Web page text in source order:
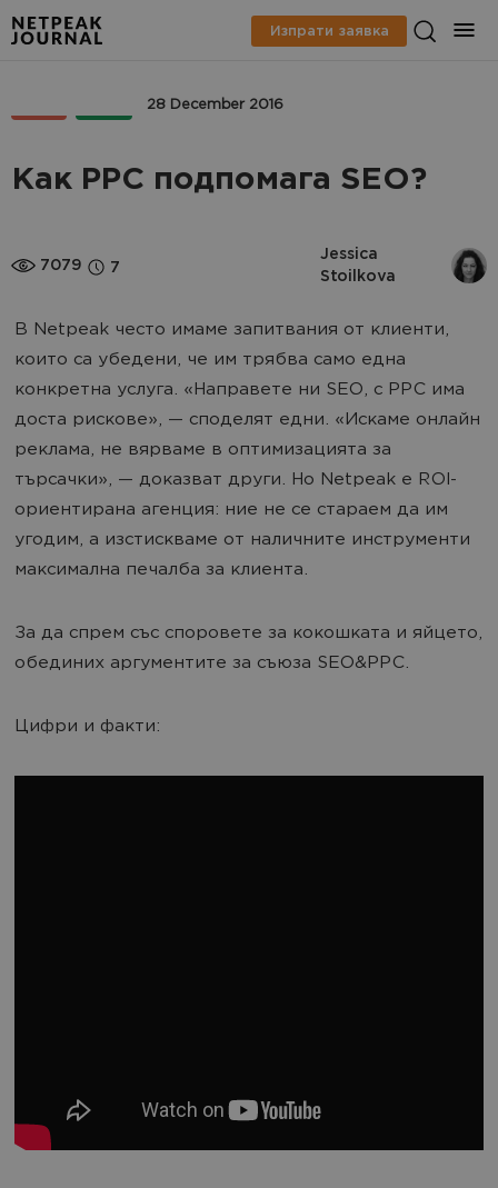
Изпрати заявка
28 December 2016
Как PPC подпомага SEO?
7079 7
Jessica
Stoilkova
В Netpeak често имаме запитвания от клиенти,
които са убедени, че им трябва само една
конкретна услуга. «Направете ни SEO, с PPC има
доста рискове», — споделят едни. «Искаме онлайн
реклама, не вярваме в оптимизацията за
търсачки», — доказват други. Но Netpeak е ROI-
ориентирана агенция: ние не се стараем да им
угодим, а изстискваме от наличните инструменти
максимална печалба за клиента.
За да спрем със споровете за кокошката и яйцето,
обединих аргументите за съюза SEO&PPC.
Цифри и факти: